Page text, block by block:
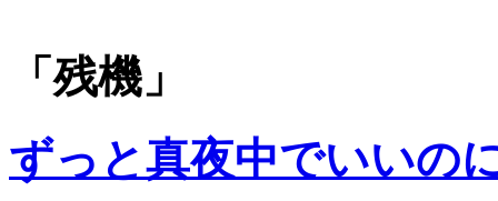
「残機」
ずっと真夜中でいいの